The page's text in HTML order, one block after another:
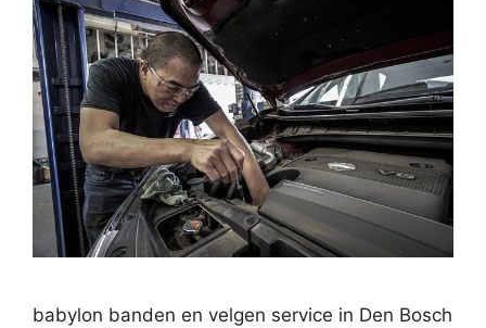
babylon banden en velgen service in Den Bosch